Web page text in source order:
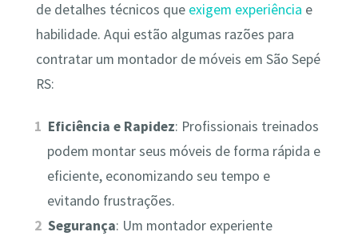
de detalhes técnicos que exigem experiência e
habilidade. Aqui estão algumas razões para
contratar um montador de móveis em São Sepé
RS:
Eficiência e Rapidez: Profissionais treinados
podem montar seus móveis de forma rápida e
eficiente, economizando seu tempo e
evitando frustrações.
Segurança: Um montador experiente